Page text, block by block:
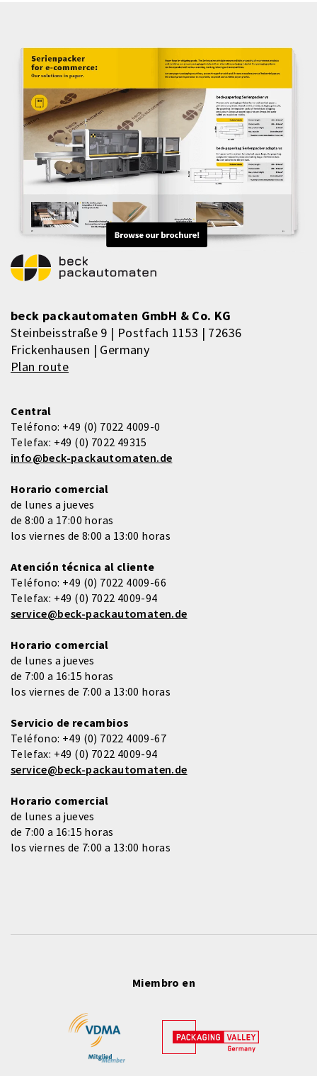
beck packautomaten GmbH & Co. KG
Steinbeisstraße 9 | Postfach 1153 | 72636
Frickenhausen | Germany
Plan route
Central
Teléfono: +49 (0) 7022 4009-0
Telefax: +49 (0) 7022 49315
info@beck-packautomaten.de
Horario comercial
de lunes a jueves
de 8:00 a 17:00 horas
los viernes de 8:00 a 13:00 horas
Atención técnica al cliente
Teléfono: +49 (0) 7022 4009-66
Telefax: +49 (0) 7022 4009-94
service@beck-packautomaten.de
Horario comercial
de lunes a jueves
de 7:00 a 16:15 horas
los viernes de 7:00 a 13:00 horas
Servicio de recambios
Teléfono: +49 (0) 7022 4009-67
Telefax: +49 (0) 7022 4009-94
service@beck-packautomaten.de
Horario comercial
de lunes a jueves
de 7:00 a 16:15 horas
los viernes de 7:00 a 13:00 horas
Miembro en